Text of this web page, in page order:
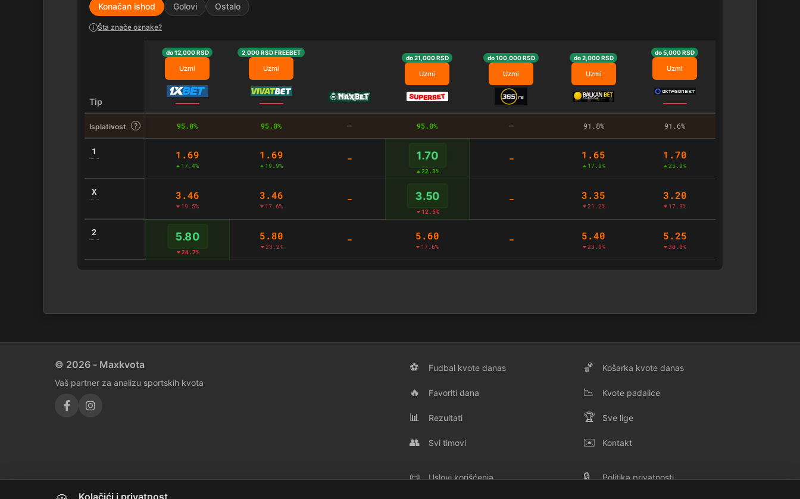
Konačan ishod Golovi Ostalo
Šta znače oznake?
Tip
do 12,000 RSD
Uzmi
2,000 RSD FREEBET
Uzmi
do 21,000 RSD
Uzmi
do 100,000 RSD
Uzmi
do 2,000 RSD
Uzmi
do 5,000 RSD
Uzmi
Isplativost 95.0% 95.0% – 95.0% – 91.8% 91.6%
1 1.69
17.4%
1.69
19.9%
- 1.70
22.3%
- 1.65
17.9%
1.70
25.9%
X 3.46
19.5%
3.46
17.6%
- 3.50
12.5%
- 3.35
21.2%
3.20
17.9%
2 5.80
24.7%
5.80
23.2%
- 5.60
17.6%
- 5.40
23.9%
5.25
30.0%
© 2026 - Maxkvota
Vaš partner za analizu sportskih kvota
⚽ Fudbal kvote danas 🏀 Košarka kvote danas
🔥 Favoriti dana 📉 Kvote padalice
📊 Rezultati 🏆 Sve lige
👥 Svi timovi ✉️ Kontakt
📜 Uslovi korišćenja 🔒 Politika privatnosti
Kolačići i privatnost